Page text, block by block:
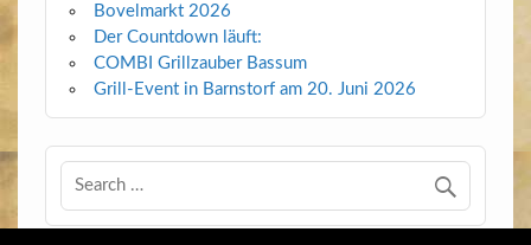
Bovelmarkt 2026
Der Countdown läuft:
COMBI Grillzauber Bassum
Grill-Event in Barnstorf am 20. Juni 2026